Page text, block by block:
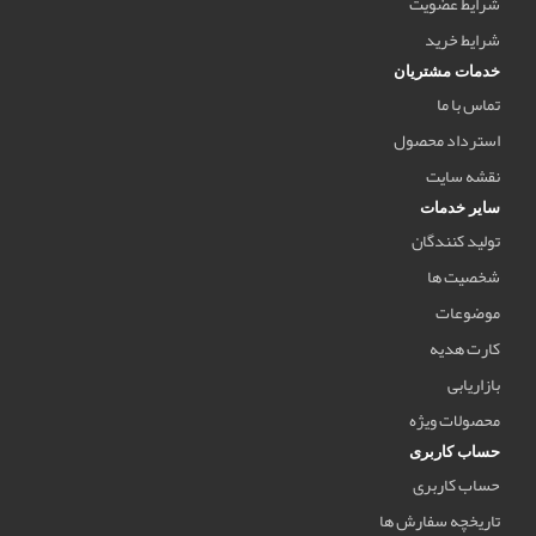
شرایط خرید
خدمات مشتریان
تماس با ما
استرداد محصول
نقشه سایت
سایر خدمات
تولید کنندگان
شخصیت ها
موضوعات
کارت هدیه
بازاریابی
محصولات ویژه
حساب کاربری
حساب کاربری
تاریخچه سفارش ها